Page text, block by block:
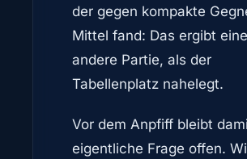
der gegen kompakte
Mittel fand: Das ergibt eine
andere Partie, als der
Tabellenplatz nahelegt.
Vor dem Anpfiff bleibt
eigentliche Frage offen.